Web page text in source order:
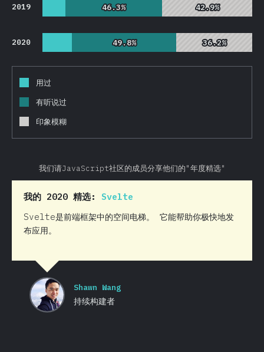
2019 46.3%
46.3% 42.9%
42.9%
2020 49.8%
49.8% 36.2%
36.2%
用过
有听说过
印象模糊
我们请JavaScript社区的成员分享他们的"年度精选"
我的 2020 精选: Svelte
Svelte是前端框架中的空间电梯。 它能帮助你极快地发
布应用。
Shawn Wang
持续构建者